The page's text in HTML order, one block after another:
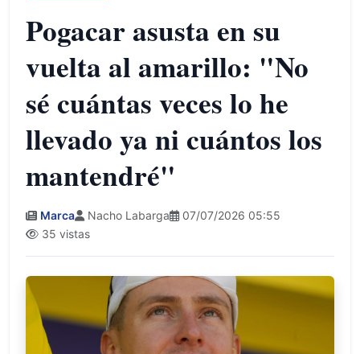
Pogacar asusta en su
vuelta al amarillo: "No
sé cuántas veces lo he
llevado ya ni cuántos los
mantendré"
Marca Nacho Labarga
07/07/2026 05:55
35 vistas